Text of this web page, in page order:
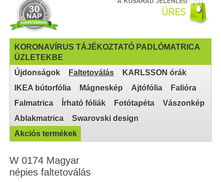
KORONAVÍRUS TÁJÉKOZTATÓ PADLÓMATRICA
ÜZLETEKBE
Újdonságok
Faltetoválás
KARLSSON órák
IKEA bútorfólia
Mágneskép Ajtófólia
Falióra
Falmatrica
Írható fóliák Fotótapéta
Vászonkép
Ablakmatrica
Swarovski design
Akciós termékek
W 0174 Magyar
népies faltetoválás